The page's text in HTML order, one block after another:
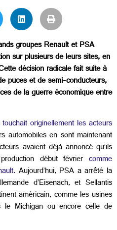
groupes Renault et PSA
sur plusieurs de leurs sites, en
décision radicale fait suite à
puces et de semi-conducteurs,
de la guerre économique entre
originellement les acteurs
automobiles en sont maintenant
avaient déjà annoncé qu’ils
début février comme
Aujourd’hui, PSA a arrêté la
d’Eisenach, et Sellantis
américain, comme les usines
le Michigan ou encore celle de